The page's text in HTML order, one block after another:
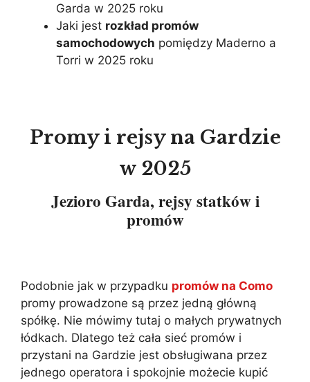
Garda w 2025 roku
Jaki jest rozkład promów
samochodowych pomiędzy Maderno a
Torri w 2025 roku
Promy i rejsy na Gardzie
w 2025
Jezioro Garda, rejsy statków i
promów
Podobnie jak w przypadku promów na Como
promy prowadzone są przez jedną główną
spółkę. Nie mówimy tutaj o małych prywatnych
łódkach. Dlatego też cała sieć promów i
przystani na Gardzie jest obsługiwana przez
jednego operatora i spokojnie możecie kupić